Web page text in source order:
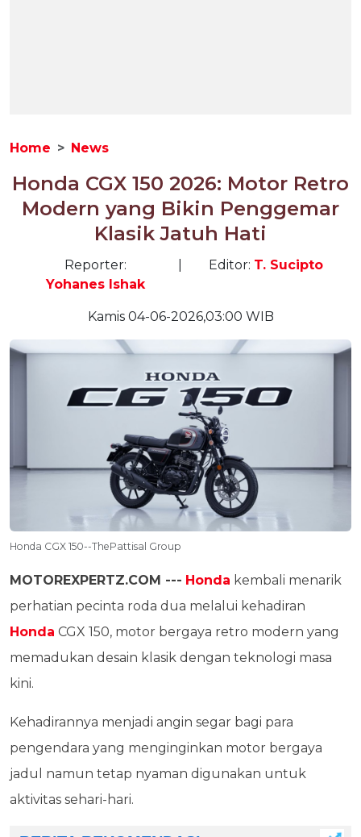
Home News
Honda CGX 150 2026: Motor Retro
Modern yang Bikin Penggemar
Klasik Jatuh Hati
Reporter:
Yohanes Ishak
Editor: T. Sucipto
Kamis 04-06-2026,03:00 WIB
Honda CGX 150--ThePattisal Group
MOTOREXPERTZ.COM --- Honda kembali menarik
perhatian pecinta roda dua melalui kehadiran
Honda CGX 150, motor bergaya retro modern yang
memadukan desain klasik dengan teknologi masa
kini.
Kehadirannya menjadi angin segar bagi para
pengendara yang menginginkan motor bergaya
jadul namun tetap nyaman digunakan untuk
aktivitas sehari-hari.